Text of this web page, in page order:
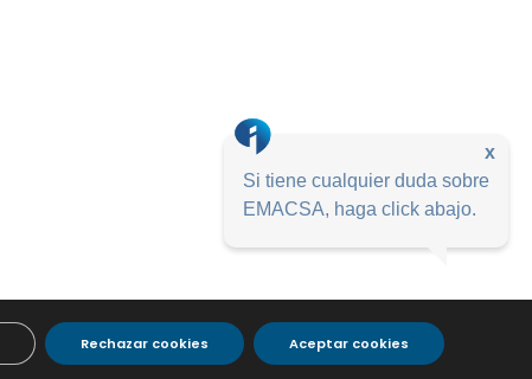
Aceptar cookies
Rechazar cookies
x
Si tiene cualquier duda sobre
EMACSA, haga click abajo.